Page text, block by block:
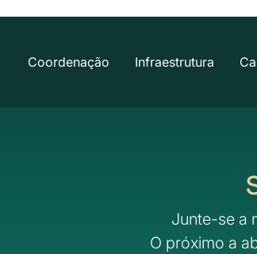
Coordenação Infraestrutura
Junte-se a
O próximo a